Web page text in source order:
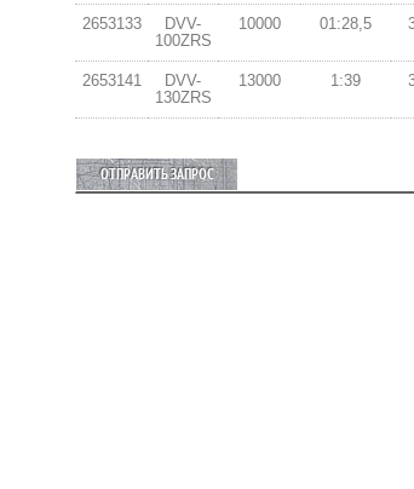
2653133
DVV-
100ZRS
10000 01:28,5
2653141
DVV-
130ZRS
13000 1:39
ОТПРАВИТЬ ЗАПРОС